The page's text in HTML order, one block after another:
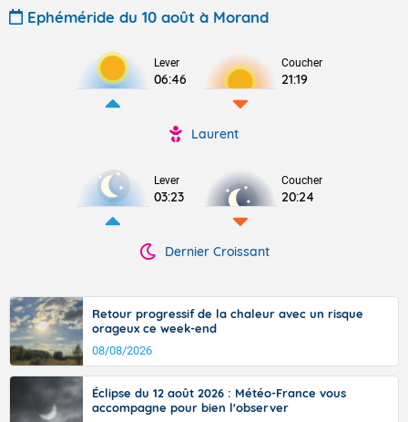
Ephéméride du 10 août à Morand
Lever
06:46
Coucher
21:19
Laurent
Lever
03:23
Coucher
20:24
Dernier Croissant
Retour progressif de la chaleur avec un risque
orageux ce week-end
08/08/2026
Éclipse du 12 août 2026 : Météo-France vous
accompagne pour bien l'observer